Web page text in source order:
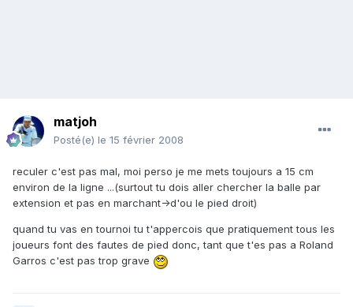
matjoh
Posté(e) le 15 février 2008
reculer c'est pas mal, moi perso je me mets toujours a 15 cm
environ de la ligne ...(surtout tu dois aller chercher la balle par
extension et pas en marchant->d'ou le pied droit)
quand tu vas en tournoi tu t'appercois que pratiquement tous les
joueurs font des fautes de pied donc, tant que t'es pas a Roland
Garros c'est pas trop grave